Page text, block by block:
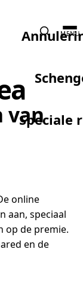
Speciale
MENU
van
online
aan, speciaal
op de premie.
en de